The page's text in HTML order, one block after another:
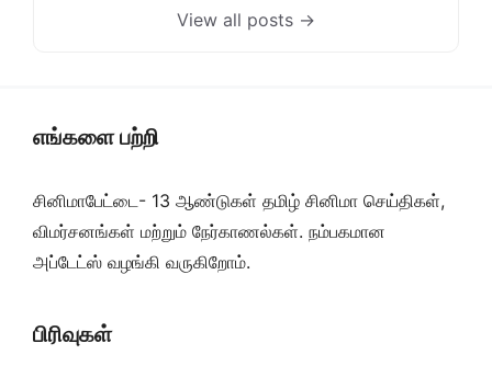
View all posts →
எங்களை பற்றி
சினிமாபேட்டை- 13 ஆண்டுகள் தமிழ் சினிமா செய்திகள்,
விமர்சனங்கள் மற்றும் நேர்காணல்கள். நம்பகமான
அப்டேட்ஸ் வழங்கி வருகிறோம்.
பிரிவுகள்